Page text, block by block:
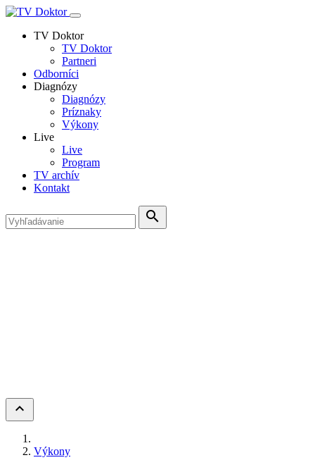
TV Doktor
TV Doktor
Partneri
Odborníci
Diagnózy
Diagnózy
Príznaky
Výkony
Live
Live
Program
TV archív
Kontakt
search
keyboard_arrow_up
Výkony